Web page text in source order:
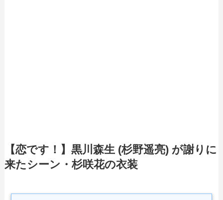
【恋です！】黒川森生 (杉野遥亮) が謝りに
来たシーン・杉咲花の衣装